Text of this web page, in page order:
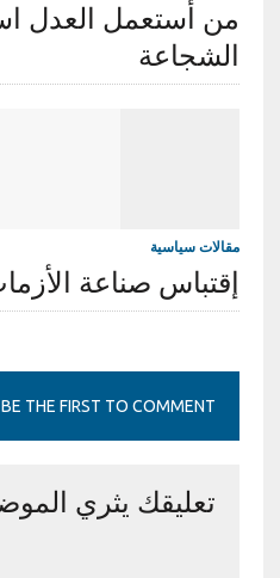
من أستعمل العدل
الشجاعة
مقالات سياسية
إقتباس صناعة
BE THE FIRST TO COMMENT
تعليقك يثري